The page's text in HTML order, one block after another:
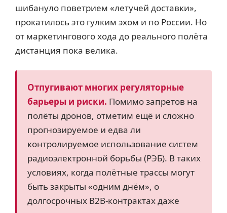
шибануло поветрием «летучей доставки»,
прокатилось это гулким эхом и по России. Но
от маркетингового хода до реального полёта
дистанция пока велика.
Отпугивают многих регуляторные
барьеры и риски. Помимо запретов на
полёты дронов, отметим ещё и сложно
прогнозируемое и едва ли
контролируемое использование систем
радиоэлектронной борьбы (РЭБ). В таких
условиях, когда полётные трассы могут
быть закрыты «одним днём», о
долгосрочных В2В-контрактах даже